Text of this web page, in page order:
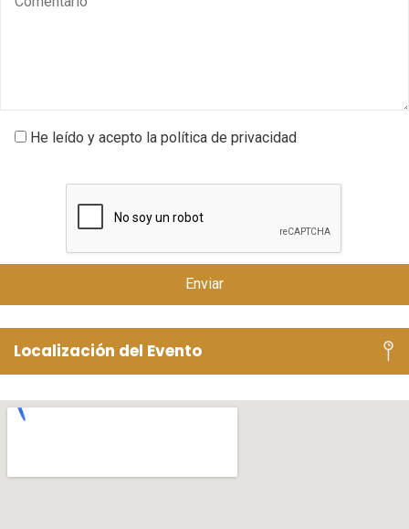
He leído y acepto la política de privacidad
Localización del Evento